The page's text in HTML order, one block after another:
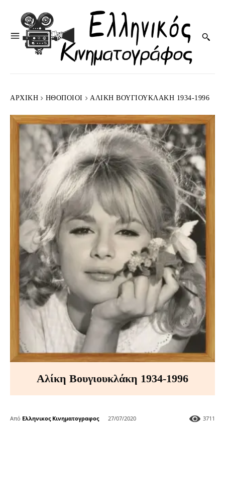
ΑΡΧΙΚΉ HΘΟΠΟΙΟΊ ΑΛΊΚΗ ΒΟΥΓΙΟΥΚΛΆΚΗ 1934-1996
Αλίκη Βουγιουκλάκη 1934-1996
Από Ελληνικος Κινηματογραφος 27/07/2020 3711